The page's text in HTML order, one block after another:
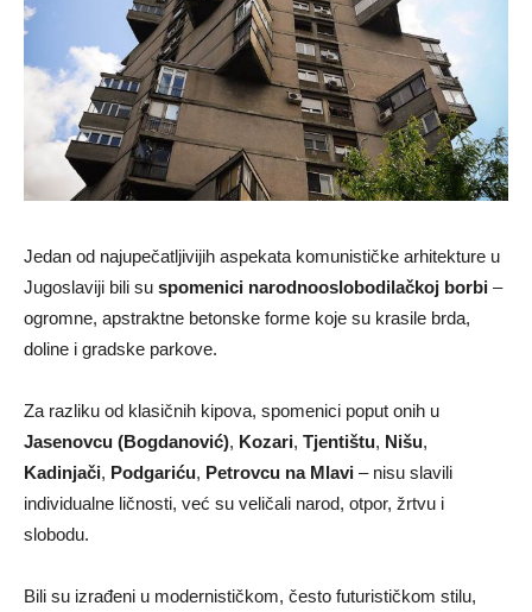
Jedan od najupečatljivijih aspekata komunističke arhitekture u
Jugoslaviji bili su spomenici narodnooslobodilačkoj borbi –
ogromne, apstraktne betonske forme koje su krasile brda,
doline i gradske parkove.
Za razliku od klasičnih kipova, spomenici poput onih u
Jasenovcu (Bogdanović), Kozari, Tjentištu, Nišu,
Kadinjači, Podgariću, Petrovcu na Mlavi – nisu slavili
individualne ličnosti, već su veličali narod, otpor, žrtvu i
slobodu.
Bili su izrađeni u modernističkom, često futurističkom stilu,